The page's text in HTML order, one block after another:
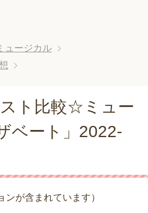
ュージカル
ト比較☆ミュー
ベート」2022-
ンが含まれています）